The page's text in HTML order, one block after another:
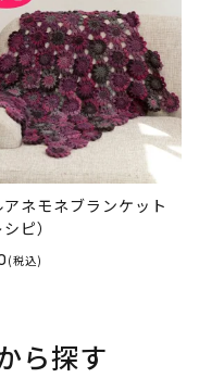
アネモネブランケット
シピ）
(税込)
ら探す